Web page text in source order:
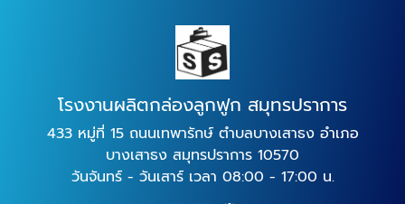
โรงงานผลิตกล่องลูกฟูก สมุทรปราการ
433 หมู่ที่ 15 ถนนเทพารักษ์ ตำบลบางเสาธง อำเภอ
บางเสาธง สมุทรปราการ 10570
วันจันทร์ - วันเสาร์ เวลา 08:00 - 17:00 น.